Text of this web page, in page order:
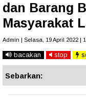
dan Barang
Masyarakat
Admin | Selasa, 19 April 2022 |
bacakan stop
Sebarkan: